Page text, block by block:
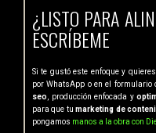
¿LISTO PARA
ESCRÍBEME
Si te gustó este enfoque y
por WhatsApp o en el formulario
seo , producción enfocada y
para que tumarketing de
pongamos manos a la obra con